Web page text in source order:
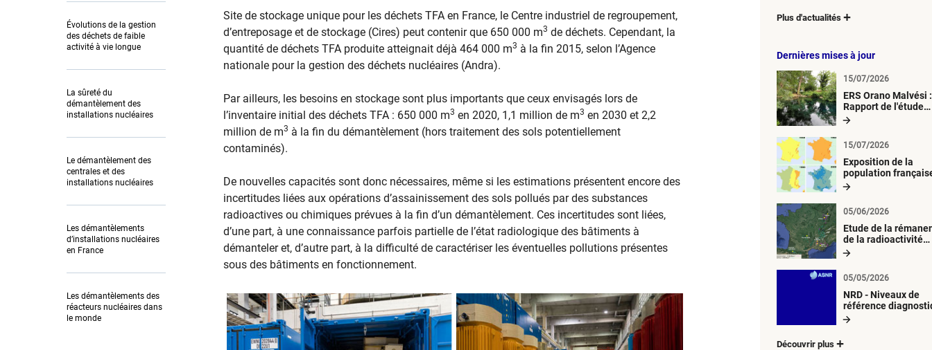
Évolutions de la gestion
des déchets de faible
activité à vie longue
La sûreté du
démantèlement des
installations nucléaires
Le démantèlement des
centrales et des
installations nucléaires
Les démantèlements
d’installations nucléaires
en France
Les démantèlements des
réacteurs nucléaires dans
le monde
Site de stockage unique pour les déchets TFA en France, le Centre industriel de regroupement,
d’entreposage et de stockage (Cires) peut contenir que 650 000 m3 de déchets. Cependant, la
quantité de déchets TFA produite atteignait déjà 464 000 m3 à la fin 2015, selon l’Agence
nationale pour la gestion des déchets nucléaires (Andra).
Par ailleurs, les besoins en stockage sont plus importants que ceux envisagés lors de
l’inventaire initial des déchets TFA : 650 000 m3 en 2020, 1,1 million de m3 en 2030 et 2,2
million de m3 à la fin du démantèlement (hors traitement des sols potentiellement
contaminés).
De nouvelles capacités sont donc nécessaires, même si les estimations présentent encore des
incertitudes liées aux opérations d’assainissement des sols pollués par des substances
radioactives ou chimiques prévues à la fin d’un démantèlement. Ces incertitudes sont liées,
d’une part, à une connaissance parfois partielle de l’état radiologique des bâtiments à
démanteler et, d’autre part, à la difficulté de caractériser les éventuelles pollutions présentes
sous des bâtiments en fonctionnement.
Plus d'actualités
Dernières mises à jour
ERS Orano Malvési :
Rapport de l'étude
radiologique du
15/07/2026
Exposition de la
population
métropolitaine aux
atmosphériques
radioactives depuis
15/07/2026
Etude de la
de la radioactivité
d’origine artificielle
05/06/2026
NRD - Niveaux de
référence
05/05/2026
Découvrir plus